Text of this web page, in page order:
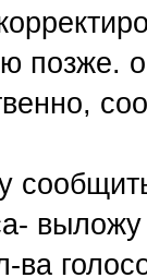
позже.
ва